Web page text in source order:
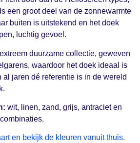
een groot deel van de zonnewarmte
buiten is uitstekend en het doek
luchtig gevoel.
duurzame collectie, geweven
waardoor het doek ideaal is
jaren dé referentie is in de wereld
wit, linen, zand, grijs, antraciet en
en bekijk de kleuren vanuit thuis.